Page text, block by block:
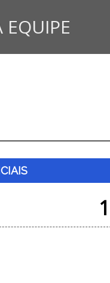
EQUIPE